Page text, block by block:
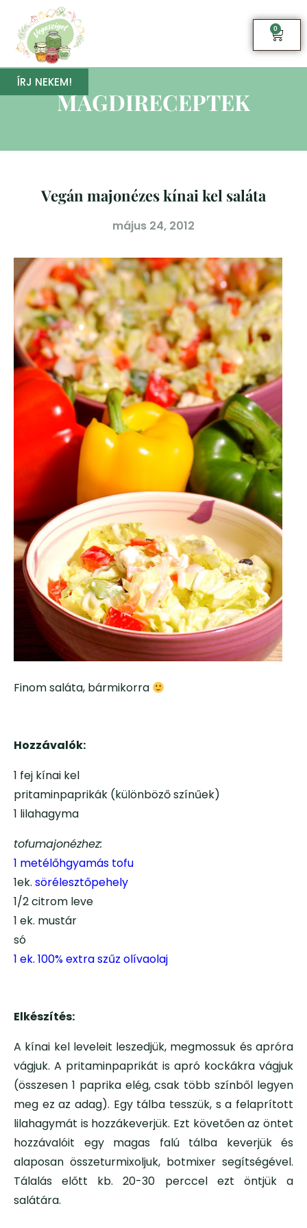
0
ÍRJ NEKEM!
MAGDIRECEPTEK
Vegán majonézes kínai kel saláta
május 24, 2012
Finom saláta, bármikorra
Hozzávalók:
1 fej kínai kel
pritaminpaprikák (különböző színűek)
1 lilahagyma
tofumajonézhez:
1 metélőhgyamás tofu
1ek. sörélesztőpehely
1/2 citrom leve
1 ek. mustár
só
1 ek. 100% extra szűz olívaolaj
Elkészítés:
A kínai kel leveleit leszedjük, megmossuk és apróra
vágjuk. A pritaminpaprikát is apró kockákra vágjuk
(összesen 1 paprika elég, csak több színből legyen
meg ez az adag). Egy tálba tesszük, s a felaprított
lilahagymát is hozzákeverjük. Ezt követően az öntet
hozzávalóit egy magas falú tálba keverjük és
alaposan összeturmixoljuk, botmixer segítségével.
Tálalás előtt kb. 20-30 perccel ezt öntjük a
salátára.